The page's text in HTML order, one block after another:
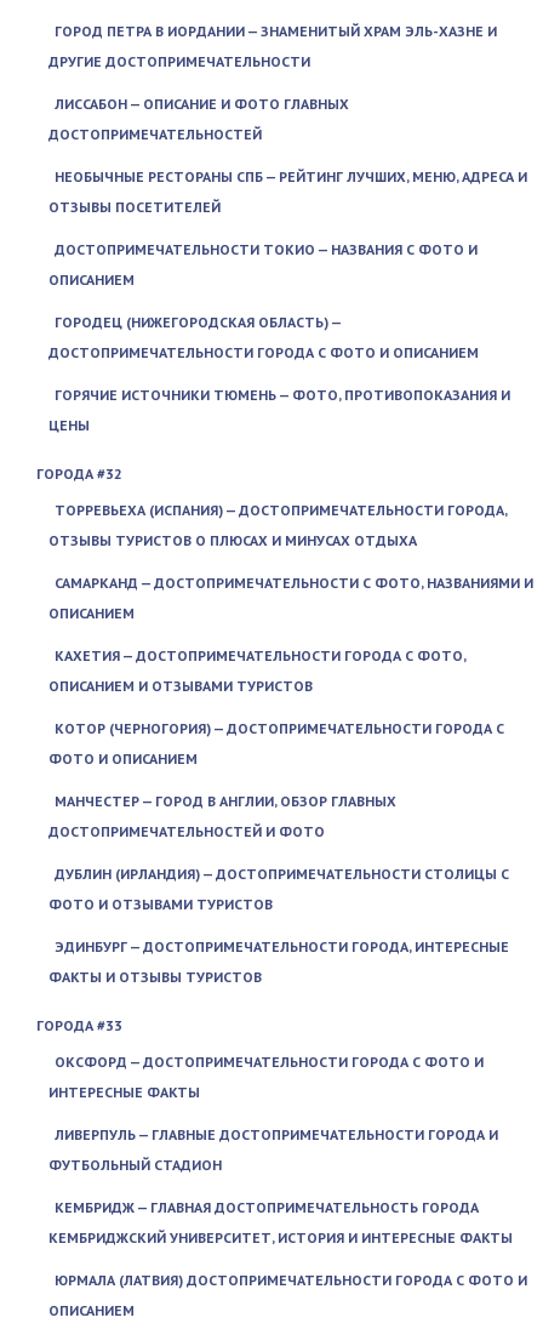
ГОРОД ПЕТРА В ИОРДАНИИ — ЗНАМЕНИТЫЙ ХРАМ ЭЛЬ-ХАЗНЕ И
ДРУГИЕ ДОСТОПРИМЕЧАТЕЛЬНОСТИ
ЛИССАБОН — ОПИСАНИЕ И ФОТО ГЛАВНЫХ
ДОСТОПРИМЕЧАТЕЛЬНОСТЕЙ
НЕОБЫЧНЫЕ РЕСТОРАНЫ СПБ — РЕЙТИНГ ЛУЧШИХ, МЕНЮ, АДРЕСА И
ОТЗЫВЫ ПОСЕТИТЕЛЕЙ
ДОСТОПРИМЕЧАТЕЛЬНОСТИ ТОКИО — НАЗВАНИЯ С ФОТО И
ОПИСАНИЕМ
ГОРОДЕЦ (НИЖЕГОРОДСКАЯ ОБЛАСТЬ) —
ДОСТОПРИМЕЧАТЕЛЬНОСТИ ГОРОДА С ФОТО И ОПИСАНИЕМ
ГОРЯЧИЕ ИСТОЧНИКИ ТЮМЕНЬ — ФОТО, ПРОТИВОПОКАЗАНИЯ И
ЦЕНЫ
ГОРОДА #32
ТОРРЕВЬЕХА (ИСПАНИЯ) — ДОСТОПРИМЕЧАТЕЛЬНОСТИ ГОРОДА,
ОТЗЫВЫ ТУРИСТОВ О ПЛЮСАХ И МИНУСАХ ОТДЫХА
САМАРКАНД — ДОСТОПРИМЕЧАТЕЛЬНОСТИ С ФОТО, НАЗВАНИЯМИ И
ОПИСАНИЕМ
КАХЕТИЯ — ДОСТОПРИМЕЧАТЕЛЬНОСТИ ГОРОДА С ФОТО,
ОПИСАНИЕМ И ОТЗЫВАМИ ТУРИСТОВ
КОТОР (ЧЕРНОГОРИЯ) — ДОСТОПРИМЕЧАТЕЛЬНОСТИ ГОРОДА С
ФОТО И ОПИСАНИЕМ
МАНЧЕСТЕР — ГОРОД В АНГЛИИ, ОБЗОР ГЛАВНЫХ
ДОСТОПРИМЕЧАТЕЛЬНОСТЕЙ И ФОТО
ДУБЛИН (ИРЛАНДИЯ) — ДОСТОПРИМЕЧАТЕЛЬНОСТИ СТОЛИЦЫ С
ФОТО И ОТЗЫВАМИ ТУРИСТОВ
ЭДИНБУРГ — ДОСТОПРИМЕЧАТЕЛЬНОСТИ ГОРОДА, ИНТЕРЕСНЫЕ
ФАКТЫ И ОТЗЫВЫ ТУРИСТОВ
ГОРОДА #33
ОКСФОРД — ДОСТОПРИМЕЧАТЕЛЬНОСТИ ГОРОДА С ФОТО И
ИНТЕРЕСНЫЕ ФАКТЫ
ЛИВЕРПУЛЬ — ГЛАВНЫЕ ДОСТОПРИМЕЧАТЕЛЬНОСТИ ГОРОДА И
ФУТБОЛЬНЫЙ СТАДИОН
КЕМБРИДЖ — ГЛАВНАЯ ДОСТОПРИМЕЧАТЕЛЬНОСТЬ ГОРОДА
КЕМБРИДЖСКИЙ УНИВЕРСИТЕТ, ИСТОРИЯ И ИНТЕРЕСНЫЕ ФАКТЫ
ЮРМАЛА (ЛАТВИЯ) ДОСТОПРИМЕЧАТЕЛЬНОСТИ ГОРОДА С ФОТО И
ОПИСАНИЕМ